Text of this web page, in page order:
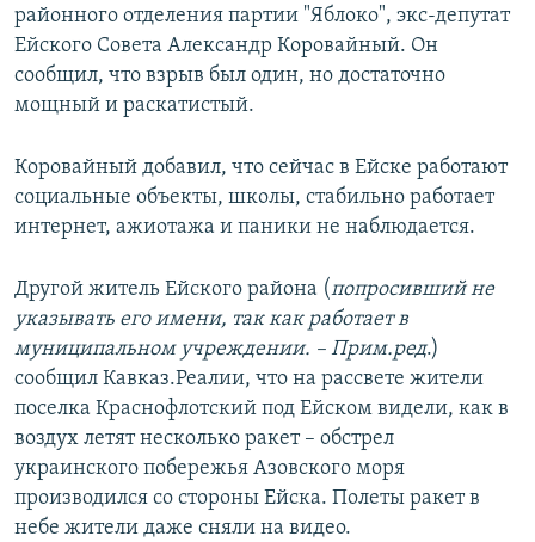
районного отделения партии "Яблоко", экс-депутат
Ейского Совета Александр Коровайный. Он
сообщил, что взрыв был один, но достаточно
мощный и раскатистый.
Коровайный добавил, что сейчас в Ейске работают
социальные объекты, школы, стабильно работает
интернет, ажиотажа и паники не наблюдается.
Другой житель Ейского района (попросивший не
указывать его имени, так как работает в
муниципальном учреждении. – Прим.ред.)
сообщил Кавказ.Реалии, что на рассвете жители
поселка Краснофлотский под Ейском видели, как в
воздух летят несколько ракет – обстрел
украинского побережья Азовского моря
производился со стороны Ейска. Полеты ракет в
небе жители даже сняли на видео.